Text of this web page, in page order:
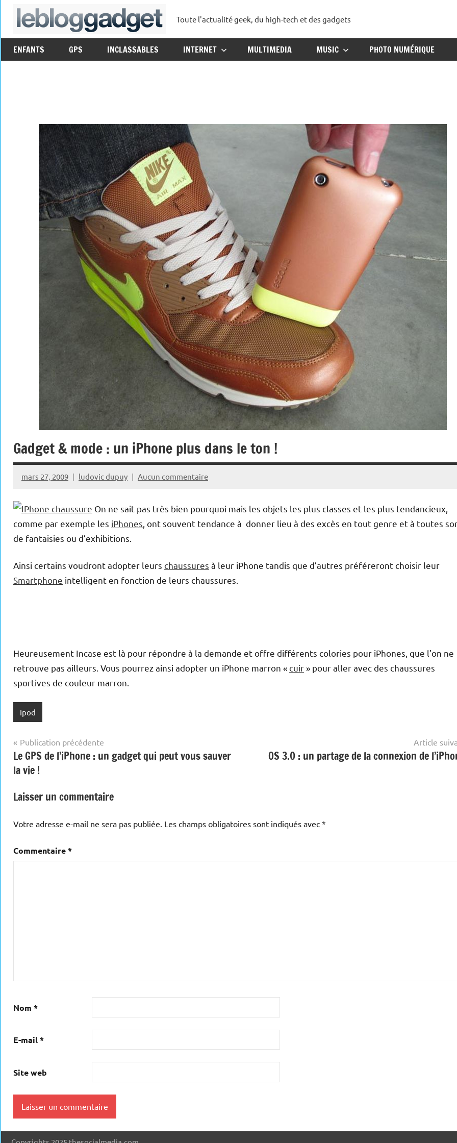
Aller
lebloggadget
Toute l'actualité geek, du high-tech et des gadgets
ENFANTS GPS INCLASSABLES INTERNET MULTIMEDIA MUSIC PHOTO NUMÉRIQUE
Gadget & mode : un iPhone plus dans le ton !
mars 27, 2009 ludovic dupuy Aucun commentaire
On ne sait pas très bien pourquoi mais les objets les plus classes et les plus tendancieux,
comme par exemple les iPhones , ont souvent tendance à donner lieu à des excès en tout genre et à toutes
de fantaisies ou d’exhibitions.
Ainsi certains voudront adopter leurs chaussures à leur iPhone tandis que d’autres préféreront choisir leur
Smartphone intelligent en fonction de leurs chaussures.
Heureusement Incase est là pour répondre à la demande et offre différents colories pour iPhones, que l’on ne
retrouve pas ailleurs. Vous pourrez ainsi adopter un iPhone marron «cuir » pour aller avec des chaussures
sportives de couleur marron.
Ipod
Navigation
de
l’article
Publication précédente
Le GPS de l’iPhone : un gadget qui peut vous sauver
la vie !
Article
OS 3.0 : un partage de la connexion de
Laisser un commentaire
Votre adresse e-mail ne sera pas publiée. Les champs obligatoires sont indiqués avec *
Commentaire*
Nom *
E-mail*
Site web